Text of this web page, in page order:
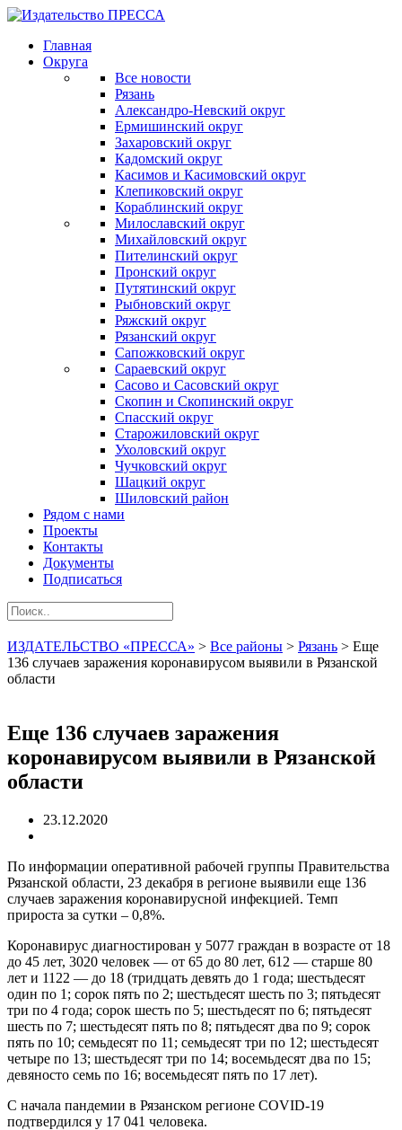
Главная
Округа
Все новости
Рязань
Александро-Невский округ
Ермишинский округ
Захаровский округ
Кадомский округ
Касимов и Касимовский округ
Клепиковский округ
Кораблинский округ
Милославский округ
Михайловский округ
Пителинский округ
Пронский округ
Путятинский округ
Рыбновский округ
Ряжский округ
Рязанский округ
Сапожковский округ
Сараевский округ
Сасово и Сасовский округ
Скопин и Скопинский округ
Спасский округ
Старожиловский округ
Ухоловский округ
Чучковский округ
Шацкий округ
Шиловский район
Рядом с нами
Проекты
Контакты
Документы
Подписаться
ИЗДАТЕЛЬСТВО «ПРЕССА» > Все районы > Рязань > Еще
136 случаев заражения коронавирусом выявили в Рязанской
области
Еще 136 случаев заражения
коронавирусом выявили в Рязанской
области
23.12.2020
По информации оперативной рабочей группы Правительства
Рязанской области, 23 декабря в регионе выявили еще 136
случаев заражения коронавирусной инфекцией. Темп
прироста за сутки – 0,8%.
Коронавирус диагностирован у 5077 граждан в возрасте от 18
до 45 лет, 3020 человек — от 65 до 80 лет, 612 — старше 80
лет и 1122 — до 18 (тридцать девять до 1 года; шестьдесят
один по 1; сорок пять по 2; шестьдесят шесть по 3; пятьдесят
три по 4 года; сорок шесть по 5; шестьдесят по 6; пятьдесят
шесть по 7; шестьдесят пять по 8; пятьдесят два по 9; сорок
пять по 10; семьдесят по 11; семьдесят три по 12; шестьдесят
четыре по 13; шестьдесят три по 14; восемьдесят два по 15;
девяносто семь по 16; восемьдесят пять по 17 лет).
С начала пандемии в Рязанском регионе COVID-19
подтвердился у 17 041 человека.